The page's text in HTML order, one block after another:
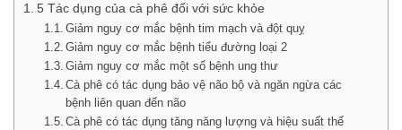
5 Tác dụng của cà phê đối với sức khỏe
Giảm nguy cơ mắc bệnh tim mạch và đột quỵ
Giảm nguy cơ mắc bệnh tiểu đường loại 2
Giảm nguy cơ mắc một số bệnh ung thư
Cà phê có tác dụng bảo vệ não bộ và ngăn ngừa các
bệnh liên quan đến não
Cà phê có tác dụng tăng năng lượng và hiệu suất thể